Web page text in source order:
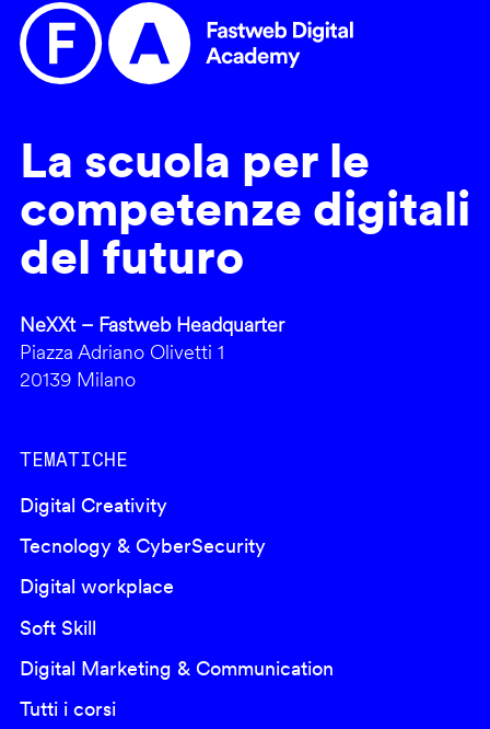
La scuola per le
competenze digitali
del futuro
NeXXt – Fastweb Headquarter
Piazza Adriano Olivetti 1
20139 Milano
TEMATICHE
Digital Creativity
Tecnology & CyberSecurity
Digital workplace
Soft Skill
Digital Marketing & Communication
Tutti i corsi